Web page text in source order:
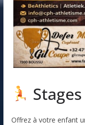
Offrez à votre enfant